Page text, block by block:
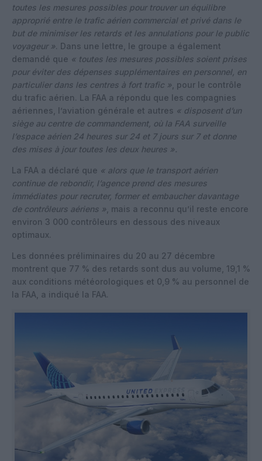
toutes les mesures possibles pour trouver un équilibre
approprié entre le trafic aérien commercial et privé dans le
but de minimiser les retards et les annulations pour le public
voyageur ». Dans une lettre, le groupe a également
demandé que « toutes les mesures possibles soient prises
pour éviter des dépenses supplémentaires en personnel, en
particulier dans les centres à fort trafic » , pour le contrôle
du trafic aérien. La FAA a répondu que les compagnies
aériennes, l’aviation générale et autres « disposent d’un
siège au centre de commandement, où la FAA surveille
l’espace aérien 24 heures sur 24 et 7 jours sur 7 et donne
des mises à jour toutes les deux heures ».
La FAA a déclaré que « alors que le transport aérien
continue de rebondir, l’agence prend des mesures
immédiates pour recruter, former et embaucher davantage
de contrôleurs aériens » , mais a reconnu qu’il reste encore
environ 3 000 contrôleurs en dessous des niveaux
optimaux.
Les données préliminaires du 20 au 27 décembre
montrent que 77 % des retards sont dus au volume, 19,1 %
aux conditions météorologiques et 0,9 % au personnel de
la FAA, a indiqué la FAA.